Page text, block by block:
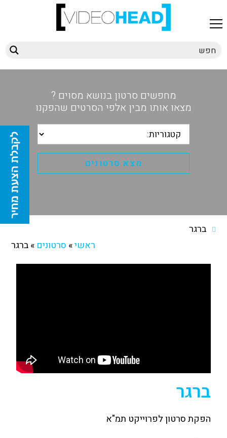
מחפשים סרטון בנושא מסוים ?
מצאו אותו מבין אלפי הסרטים שהפקנו
ברגר
ראשי» סרטונים »ברגר
ברגר
הפקת סרטון לפרוייקט תמ"א